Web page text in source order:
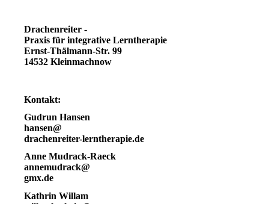
Drachenreiter -
Praxis für integrative Lerntherapie
Ernst-Thälmann-Str. 99
14532 Kleinmachnow
Kontakt:
Gudrun Hansen
hansen@
drachenreiter-lerntherapie.de
Anne Mudrack-Raeck
annemudrack@
gmx.de
Kathrin Willam